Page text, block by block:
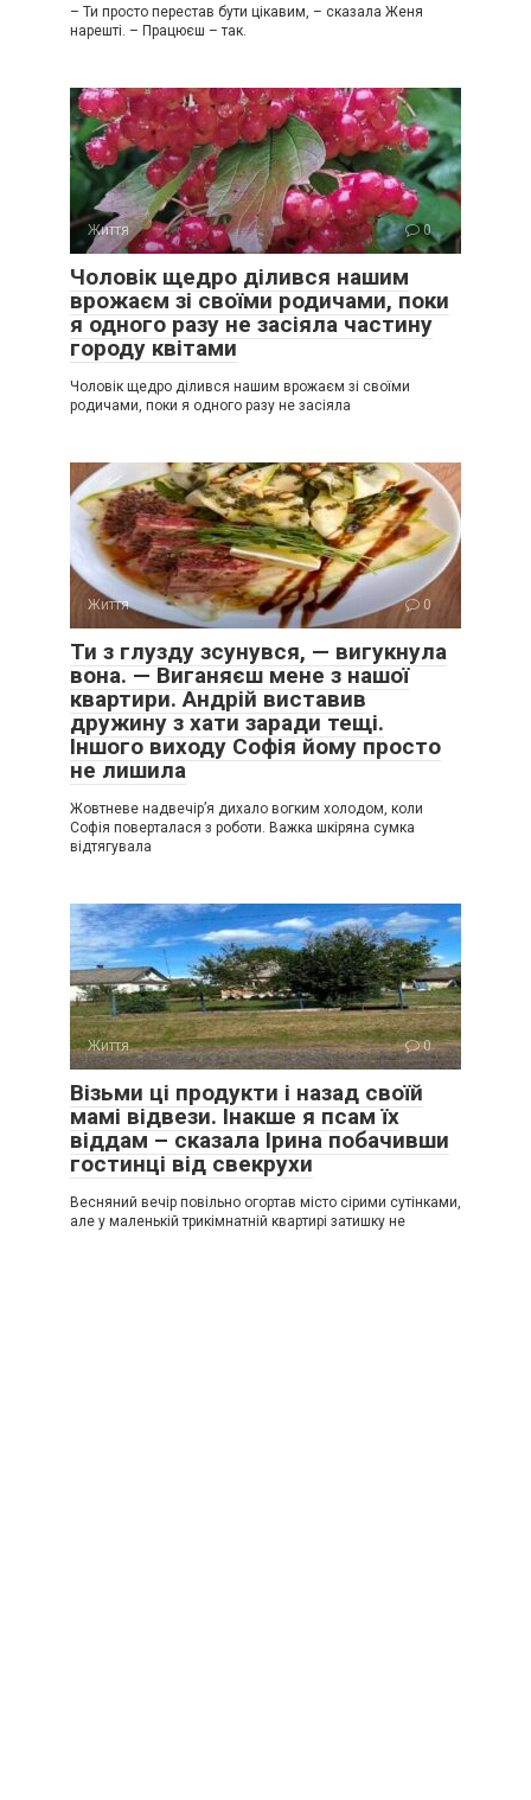
– Ти просто перестав бути цікавим, – сказала Женя
нарешті. – Працюєш – так.
Життя 0
Чоловік щедро ділився нашим
врожаєм зі своїми родичами, поки
я одного разу не засіяла частину
городу квітами
Чоловік щедро ділився нашим врожаєм зі своїми
родичами, поки я одного разу не засіяла
Життя 0
Ти з глузду зсунувся, — вигукнула
вона. — Виганяєш мене з нашої
квартири. Андрій виставив
дружину з хати заради тещі.
Іншого виходу Софія йому просто
не лишила
Жовтневе надвечір’я дихало вогким холодом, коли
Софія поверталася з роботи. Важка шкіряна сумка
відтягувала
Життя 0
Візьми ці продукти і назад своїй
мамі відвези. Інакше я псам їх
віддам – сказала Ірина побачивши
гостинці від свекрухи
Весняний вечір повільно огортав місто сірими сутінками,
але у маленькій трикімнатній квартирі затишку не